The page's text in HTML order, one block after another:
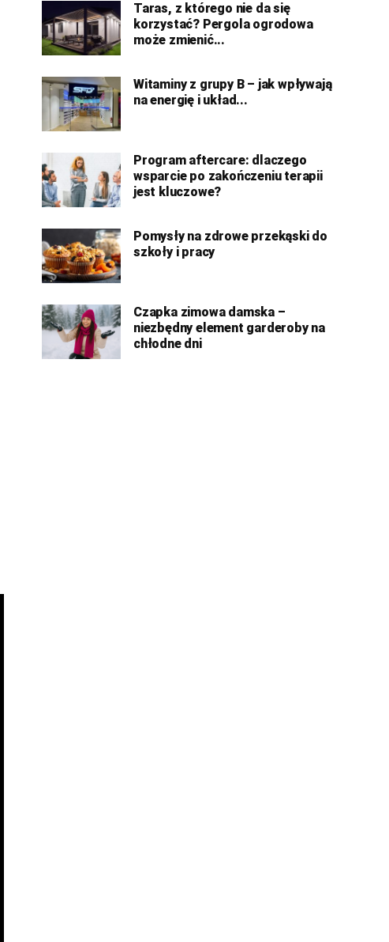
Taras, z którego nie da się
korzystać? Pergola ogrodowa
może zmienić...
Witaminy z grupy B – jak wpływają
na energię i układ...
Program aftercare: dlaczego
wsparcie po zakończeniu terapii
jest kluczowe?
Pomysły na zdrowe przekąski do
szkoły i pracy
Czapka zimowa damska –
niezbędny element garderoby na
chłodne dni